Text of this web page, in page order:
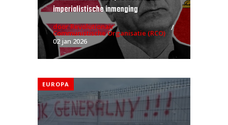
imperialistische inmenging
door Revolutionair
Communistische Organisatie (RCO)
02 jan 2026
EUROPA